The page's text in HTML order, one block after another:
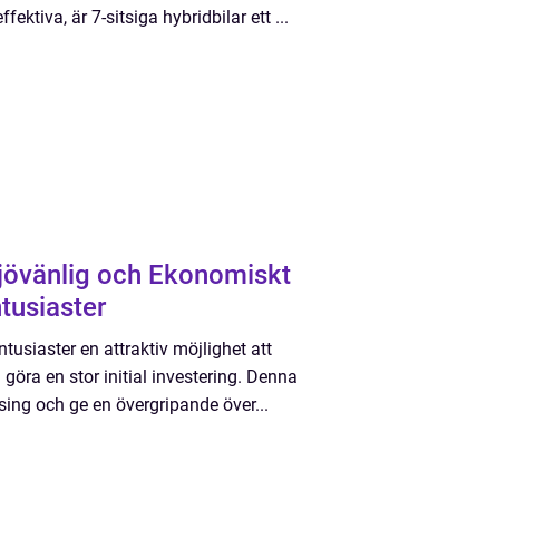
är 7-sitsiga hybridbilar ett ...
och Ekonomiskt
en attraktiv möjlighet att
en stor initial investering. Denna
och ge en övergripande över...